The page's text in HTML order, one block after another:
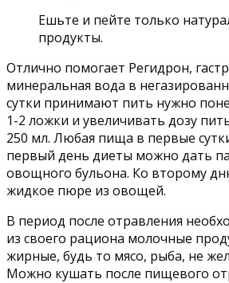
Ешьте и пейте только
продукты.
Отлично помогает Регидрон,
минеральная вода в
сутки принимают пить нужно
1-2 ложки и увеличивать дозу
250 мл. Любая пища в первые
первый день диеты можно дать
овощного бульона. Ко второму
жидкое пюре из овощей.
В период после отравления
из своего рациона молочные
жирные, будь то мясо, рыба, не
Можно кушать после пищевого